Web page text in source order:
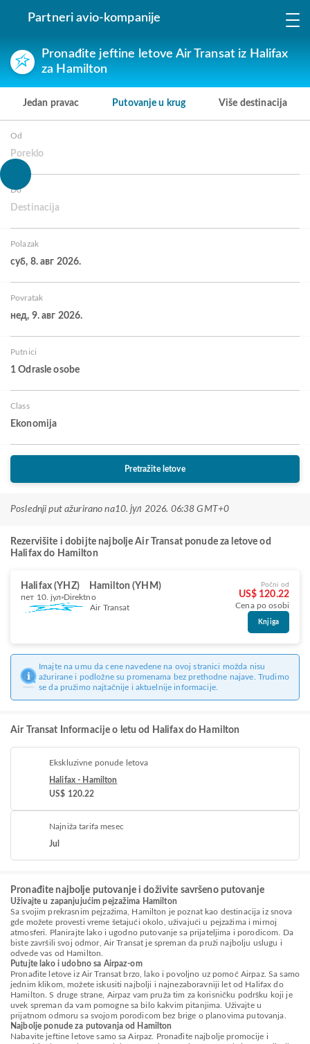
Partneri avio-kompanije
Pronađite jeftine letove Air Transat iz Halifax
za Hamilton
Jedan pravac Putovanje u krug Više destinacija
Od
Poreklo
Do
Destinacija
Polazak
суб, 8. авг 2026.
Povratak
нед, 9. авг 2026.
Putnici
1 Odrasle osobe
Class
Ekonomija
Pretražite letove
Poslednji put ažurirano na10. јул 2026. 06:38 GMT+0
Rezervišite i dobijte najbolje Air Transat ponude za letove od
Halifax do Hamilton
Halifax (YHZ) Hamilton (YHM)
пет 10. јул Direktno
Air Transat
Počni od
US$ 120.22
Cena po osobi
Knjiga
Imajte na umu da cene navedene na ovoj stranici možda nisu
ažurirane i podložne su promenama bez prethodne najave. Trudimo
se da pružimo najtačnije i aktuelnije informacije.
Air Transat Informacije o letu od Halifax do Hamilton
Ekskluzivne ponude letova
Halifax - Hamilton
US$ 120.22
Najniža tarifa mesec
Jul
Pronađite najbolje putovanje i doživite savršeno putovanje
Uživajte u zapanjujućim pejzažima Hamilton
Sa svojim prekrasnim pejzažima, Hamilton je poznat kao destinacija iz snova
gde možete provesti vreme šetajući okolo, uživajući u pejzažima i mirnoj
atmosferi. Planirajte lako i ugodno putovanje sa prijateljima i porodicom. Da
biste završili svoj odmor, Air Transat je spreman da pruži najbolju uslugu i
odvede vas od Hamilton.
Putujte lako i udobno sa Airpaz-om
Pronađite letove iz Air Transat brzo, lako i povoljno uz pomoć Airpaz. Sa samo
jednim klikom, možete iskusiti najbolji i najnezaboravniji let od Halifax do
Hamilton. S druge strane, Airpaz vam pruža tim za korisničku podršku koji je
uvek spreman da vam pomogne sa bilo kakvim pitanjima. Uživajte u
prijatnom odmoru sa svojom porodicom bez brige o planovima putovanja.
Najbolje ponude za putovanja od Hamilton
Nabavite jeftine letove samo sa Airpaz. Pronađite najbolje promocije i